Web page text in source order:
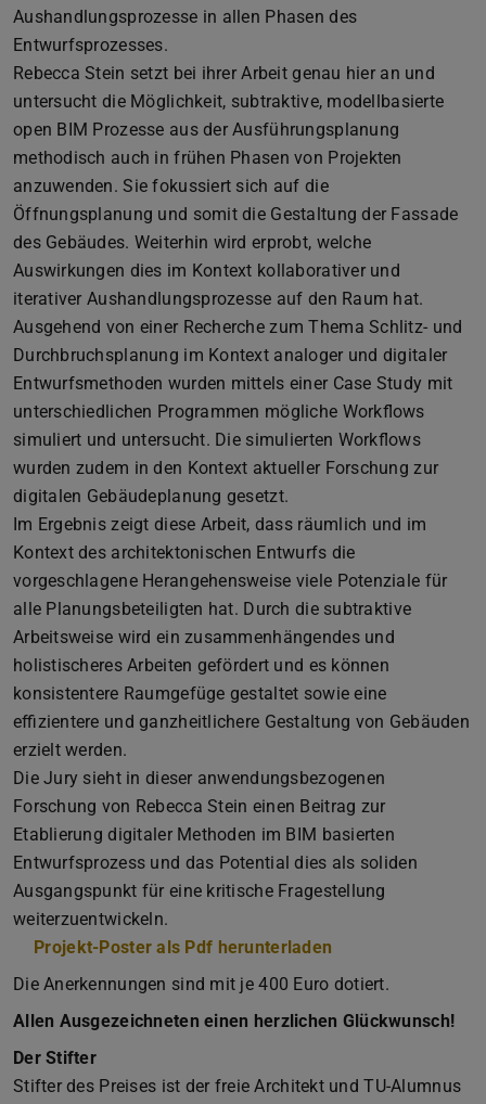
Aushandlungsprozesse in allen Phasen des
Entwurfsprozesses.
Rebecca Stein setzt bei ihrer Arbeit genau hier an und
untersucht die Möglichkeit, subtraktive, modellbasierte
open BIM Prozesse aus der Ausführungsplanung
methodisch auch in frühen Phasen von Projekten
anzuwenden. Sie fokussiert sich auf die
Öffnungsplanung und somit die Gestaltung der Fassade
des Gebäudes. Weiterhin wird erprobt, welche
Auswirkungen dies im Kontext kollaborativer und
iterativer Aushandlungsprozesse auf den Raum hat.
Ausgehend von einer Recherche zum Thema Schlitz- und
Durchbruchsplanung im Kontext analoger und digitaler
Entwurfsmethoden wurden mittels einer Case Study mit
unterschiedlichen Programmen mögliche Workflows
simuliert und untersucht. Die simulierten Workflows
wurden zudem in den Kontext aktueller Forschung zur
digitalen Gebäudeplanung gesetzt.
Im Ergebnis zeigt diese Arbeit, dass räumlich und im
Kontext des architektonischen Entwurfs die
vorgeschlagene Herangehensweise viele Potenziale für
alle Planungsbeteiligten hat. Durch die subtraktive
Arbeitsweise wird ein zusammenhängendes und
holistischeres Arbeiten gefördert und es können
konsistentere Raumgefüge gestaltet sowie eine
effizientere und ganzheitlichere Gestaltung von Gebäuden
erzielt werden.
Die Jury sieht in dieser anwendungsbezogenen
Forschung von Rebecca Stein einen Beitrag zur
Etablierung digitaler Methoden im BIM basierten
Entwurfsprozess und das Potential dies als soliden
Ausgangspunkt für eine kritische Fragestellung
weiterzuentwickeln.
Projekt-Poster als Pdf herunterladen
Die Anerkennungen sind mit je 400 Euro dotiert.
Allen Ausgezeichneten einen herzlichen Glückwunsch!
Der Stifter
Stifter des Preises ist der freie Architekt und TU-Alumnus